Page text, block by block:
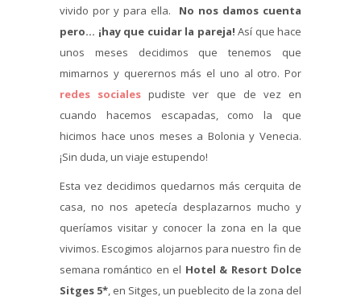
vivido por y para ella. No nos damos cuenta
pero… ¡hay que cuidar la pareja! Así que hace
unos meses decidimos que tenemos que
mimarnos y querernos más el uno al otro. Por
redes sociales pudiste ver que de vez en
cuando hacemos escapadas, como la que
hicimos hace unos meses a Bolonia y Venecia.
¡Sin duda, un viaje estupendo!
Esta vez decidimos quedarnos más cerquita de
casa, no nos apetecía desplazarnos mucho y
queríamos visitar y conocer la zona en la que
vivimos. Escogimos alojarnos para nuestro fin de
semana romántico en el Hotel & Resort Dolce
Sitges 5*, en Sitges, un pueblecito de la zona del